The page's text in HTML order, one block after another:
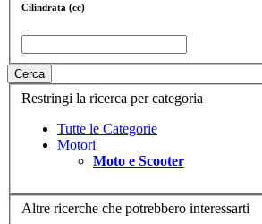
Cilindrata (cc)
Cerca
Restringi la ricerca per categoria
Tutte le Categorie
Motori
Moto e Scooter
Altre ricerche che potrebbero interessarti